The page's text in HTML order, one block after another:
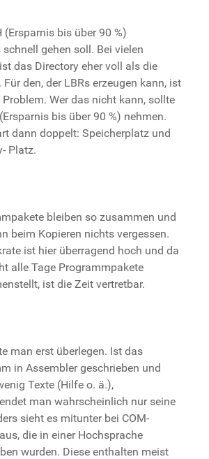
(Ersparnis bis über 90 %)
schnell gehen soll. Bei vielen
das Directory eher voll als die
Für den, der LBRs erzeugen kann, ist
Wer das nicht kann, sollte
bis über 90 %) nehmen.
dann doppelt: Speicherplatz und
Platz.
bleiben so zusammen und
beim Kopieren nichts vergessen.
ist hier überragend hoch und da
alle Tage Programmpakete
ist die Zeit vertretbar.
man erst überlegen. Ist das
in Assembler geschrieben und
Texte (Hilfe o. ä.),
man wahrscheinlich nur seine
sieht es mitunter bei COM-
die in einer Hochsprache
wurden. Diese enthalten meist